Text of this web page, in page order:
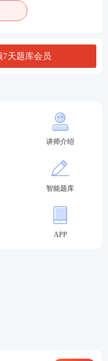
确答案，多选、少
86-100题），共3
确答案，多选、少
班主任全程陪伴
师录播+直播双重锁
破合格线！
个考点出题方
7天题库会员
讲师介绍
智能题库
APP